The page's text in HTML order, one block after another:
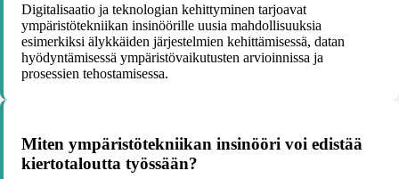
Digitalisaatio ja teknologian kehittyminen tarjoavat
ympäristötekniikan insinöörille uusia mahdollisuuksia
esimerkiksi älykkäiden järjestelmien kehittämisessä, datan
hyödyntämisessä ympäristövaikutusten arvioinnissa ja
prosessien tehostamisessa.
Miten ympäristötekniikan insinööri voi edistää
kiertotaloutta työssään?